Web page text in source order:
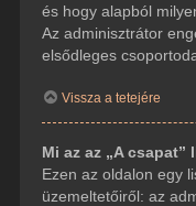
és hogy alapból
Az adminisztrátor
elsődleges
Vissza a tetejére
Mi az az „A csapat”
Ezen az oldalon egy
üzemeltetőiről: az